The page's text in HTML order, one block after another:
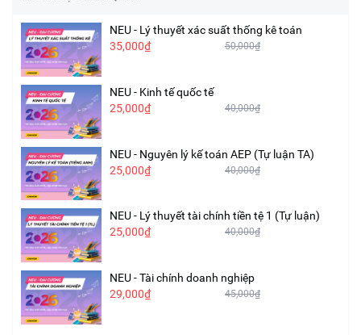
NEU - Lý thuyết xác suất thống kê toán
35,000₫
50,000₫
NEU - Kinh tế quốc tế
25,000₫
40,000₫
NEU - Nguyên lý kế toán AEP (Tự luận TA)
25,000₫
40,000₫
NEU - Lý thuyết tài chính tiền tệ 1 (Tự luận)
25,000₫
40,000₫
NEU - Tài chính doanh nghiệp
29,000₫
45,000₫